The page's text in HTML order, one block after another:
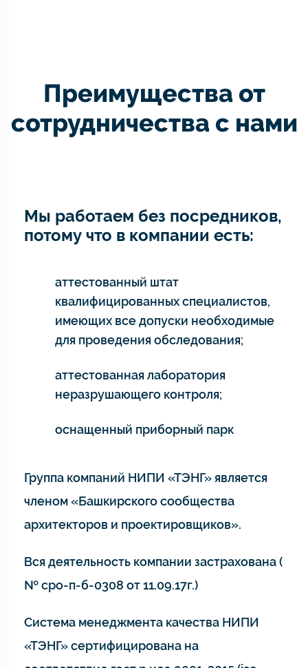
Преимущества от
сотрудничества с нами
Мы работаем без посредников,
потому что в компании есть:
аттестованный штат
квалифицированных специалистов,
имеющих все допуски необходимые
для проведения обследования;
аттестованная лаборатория
неразрушающего контроля;
оснащенный приборный парк
Группа компаний НИПИ «ТЭНГ» является
членом «Башкирского сообщества
архитекторов и проектировщиков».
Вся деятельность компании застрахована (
№ сро-п-б-0308 от 11.09.17г.)
Система менеджмента качества НИПИ
«ТЭНГ» сертифицирована на